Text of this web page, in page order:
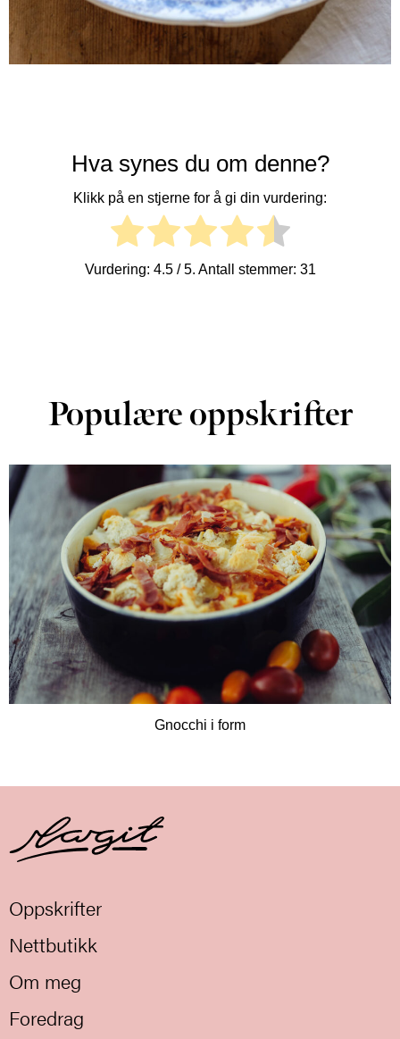
Hva synes du om denne?
Klikk på en stjerne for å gi din vurdering:
Vurdering: 4.5/ 5. Antall stemmer: 31
Populære oppskrifter
Gnocchi i form
Oppskrifter
Nettbutikk
Om meg
Foredrag